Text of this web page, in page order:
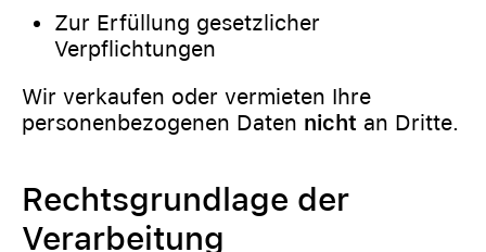
Zur Erfüllung gesetzlicher
Verpflichtungen
Wir verkaufen oder vermieten Ihre
personenbezogenen Daten nicht an Dritte.
Rechtsgrundlage der
Verarbeitung